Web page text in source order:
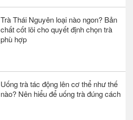
Trà Thái Nguyên loại nào ngon? Bản
chất cốt lõi cho quyết định chọn trà
phù hợp
Uống trà tác động lên cơ thể như thế
nào? Nên hiểu để uống trà đúng cách